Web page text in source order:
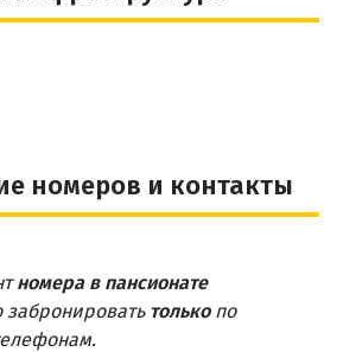
номеров и контакты
номера в пансионате
толькопо